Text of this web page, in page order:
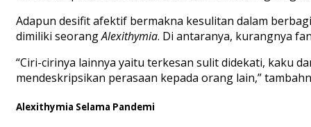
Adapun desifit afektif bermakna kesulitan dalam
dimiliki seorangAlexithymia. Di antaranya, kurangnya
“Ciri-cirinya lainnya yaitu terkesan sulit didekati, kaku
mendeskripsikan perasaan kepada orang lain,”
Alexithymia Selama Pandemi